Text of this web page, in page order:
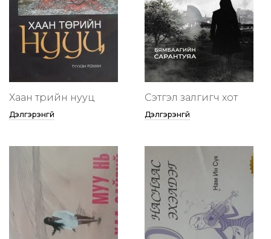
Хаан төрийн нууц
Дэлгэрэнгүй
Сэтгэл залгигч хот
Дэлгэрэнгүй